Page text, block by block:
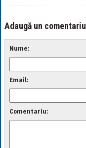
Adaugă un comentariu
Nume:
Email:
Comentariu: